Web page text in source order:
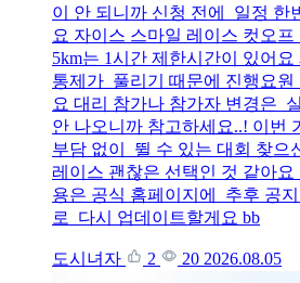
이 안 되니까 신청 전에 일정 한
요 자이스 스마일 레이스 컷오프
5km는 1시간 제한시간이 있어
통제가 풀리기 때문에 진행요원
요 대리 참가나 참가자 변경은
안 나오니까 참고하세요..! 이번
부담 없이 뛸 수 있는 대회 찾으
레이스 괜찮은 선택인 것 같아요
용은 공식 홈페이지에 추후 공
로 다시 업데이트할게요 bb
도시녀자 2 20 2026.08.05